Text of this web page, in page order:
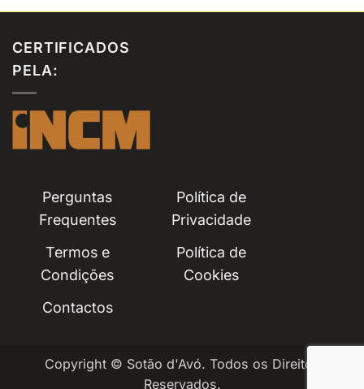
CERTIFICADOS
PELA:
Perguntas
Frequentes
Política de
Privacidade
Termos e
Condições
Política de
Cookies
Contactos
Copyright © Sotão d'Avó. Todos os Direitos
Reservados.